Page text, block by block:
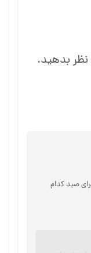
نظر بدهید.
صید کدام